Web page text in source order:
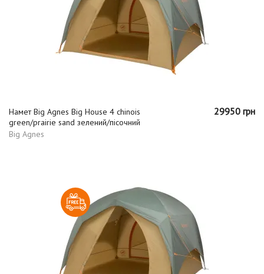
Намет Big Agnes Big House 4 chinois
green/prairie sand зелений/пісочний
Big Agnes
29950 грн